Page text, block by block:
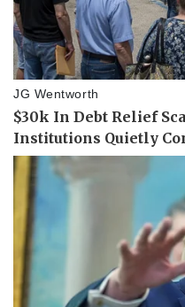
Pháp luật
Tin nóng